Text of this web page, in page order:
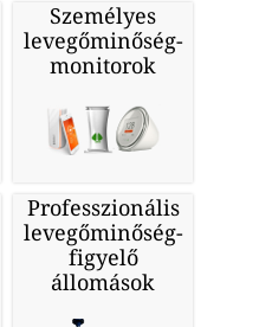
Személyes
levegőminőség-
monitorok
Professzionális
levegőminőség-
figyelő
állomások